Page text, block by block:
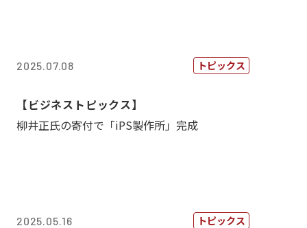
2025.07.08 トピックス
【ビジネストピックス】
柳井正氏の寄付で「iPS製作所」完成
2025.05.16 トピックス